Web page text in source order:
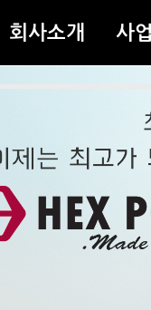
회사소개 사